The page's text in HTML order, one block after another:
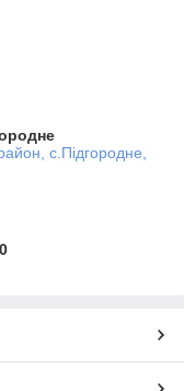
с.Підгородне,